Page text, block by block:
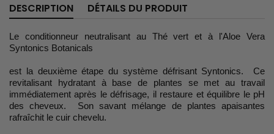
DESCRIPTION DÉTAILS DU PRODUIT
Le conditionneur neutralisant au Thé vert et à l'Aloe Vera
Syntonics Botanicals
est la deuxième étape du système défrisant Syntonics. Ce
revitalisant hydratant à base de plantes se met au travail
immédiatement après le défrisage, il restaure et équilibre le pH
des cheveux. Son savant mélange de plantes apaisantes
rafraîchit le cuir chevelu.